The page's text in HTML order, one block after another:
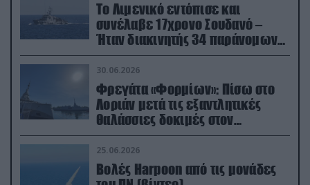
Το Λιμενικό εντόπισε και
συνέλαβε 17χρονο Σουδανό –
Ήταν διακινητής 34 παράνομων
μεταναστών
30.06.2026
Φρεγάτα «Φορμίων»: Πίσω στο
Λοριάν μετά τις εξαντλητικές
θαλάσσιες δοκιμές στον
απαιτητικό Βισκαϊκό
25.06.2026
Βολές Harpoon από τις μονάδες